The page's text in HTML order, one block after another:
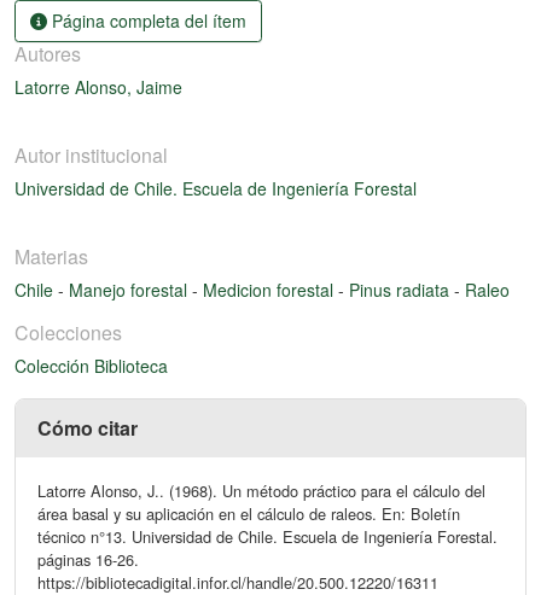
Página completa del ítem
Autores
Latorre Alonso, Jaime
Autor institucional
Universidad de Chile. Escuela de Ingeniería Forestal
Materias
Chile - Manejo forestal - Medicion forestal - Pinus radiata - Raleo
Colecciones
Colección Biblioteca
Cómo citar
Latorre Alonso, J.. (1968). Un método práctico para el cálculo del
área basal y su aplicación en el cálculo de raleos. En: Boletín
técnico n°13. Universidad de Chile. Escuela de Ingeniería Forestal.
páginas 16-26.
https://bibliotecadigital.infor.cl/handle/20.500.12220/16311